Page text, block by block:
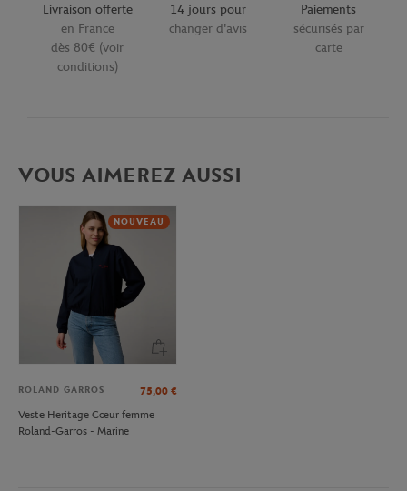
Livraison offerte
en France
dès 80€ (voir
conditions)
14 jours pour
changer d'avis
Paiements
sécurisés par
carte
VOUS AIMEREZ AUSSI
NOUVEAU
ROLAND GARROS 75,00 €
Veste Heritage Cœur femme
Roland-Garros - Marine